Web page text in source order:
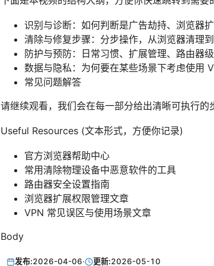
识别与诊断：如何判断是广告劫持、浏览器
清除与修复步骤：分步操作，从浏览器清理
防护与预防：日常习惯、扩展管理、路由器
数据与隐私：为何要在某些场景下考虑使用
常见问题解答
请继续观看，我们会在每一部分给出清晰可执行
Useful Resources (文本形式，方便你记录)
官方浏览器帮助中心
常用清除物理设备中恶意软件的工具
路由器安全设置指南
浏览器扩展权限管理文章
VPN 常见误区与使用场景文章
Body
发布:2026-04-06· 更新:2026-05-10